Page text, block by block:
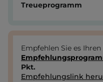
Treueprogramm
Empfehlen Sie es
Pkt.
Empfehlungslink